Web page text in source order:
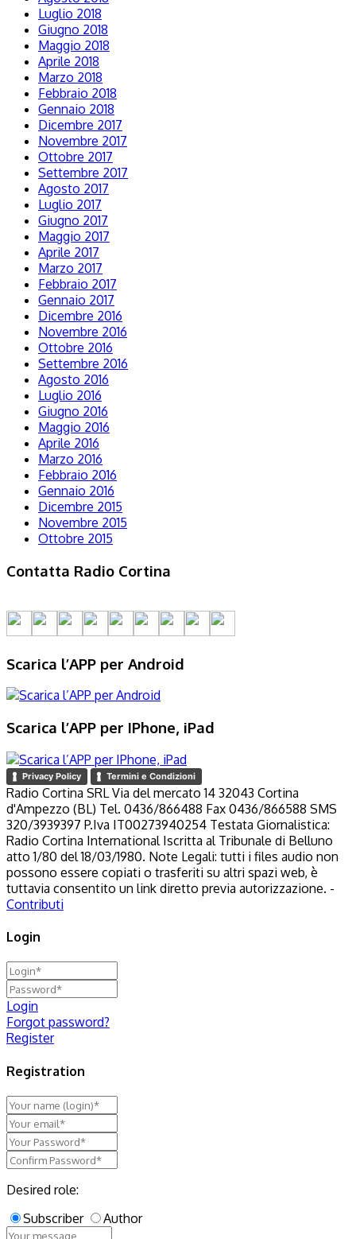
Luglio 2018
Giugno 2018
Maggio 2018
Aprile 2018
Marzo 2018
Febbraio 2018
Gennaio 2018
Dicembre 2017
Novembre 2017
Ottobre 2017
Settembre 2017
Agosto 2017
Luglio 2017
Giugno 2017
Maggio 2017
Aprile 2017
Marzo 2017
Febbraio 2017
Gennaio 2017
Dicembre 2016
Novembre 2016
Ottobre 2016
Settembre 2016
Agosto 2016
Luglio 2016
Giugno 2016
Maggio 2016
Aprile 2016
Marzo 2016
Febbraio 2016
Gennaio 2016
Dicembre 2015
Novembre 2015
Ottobre 2015
Contatta Radio Cortina
Scarica l’APP per Android
Scarica l’APP per IPhone, iPad
Privacy Policy Termini e Condizioni
Radio Cortina SRL Via del mercato 14 32043 Cortina
d'Ampezzo (BL) Tel. 0436/866488 Fax 0436/866588 SMS
320/3939397 P.Iva IT00273940254 Testata Giornalistica:
Radio Cortina International Iscritta al Tribunale di Belluno
atto 1/80 del 18/03/1980. Note Legali: tutti i files audio non
possono essere copiati o trasferiti su altri spazi web, è
tuttavia consentito un link diretto previa autorizzazione. -
Contributi
Login
Login
Forgot password?
Register
Registration
Desired role:
Subscriber
Author